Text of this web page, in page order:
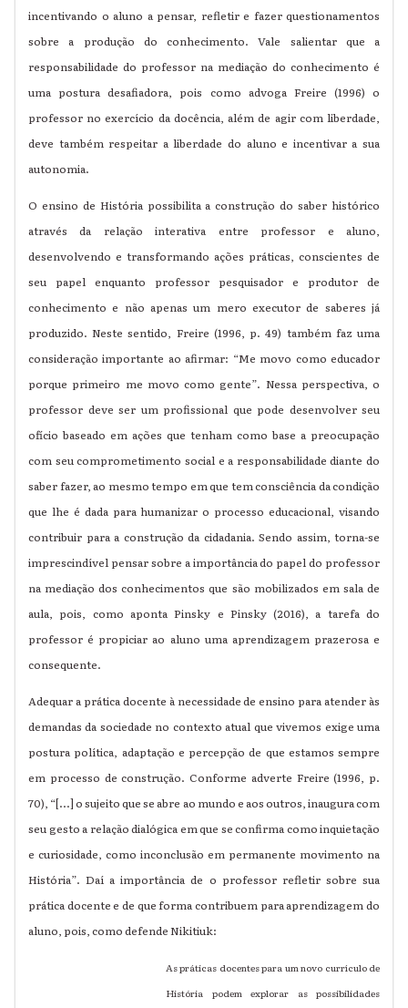
incentivando o aluno a pensar, refletir e fazer questionamentos
sobre a produção do conhecimento. Vale salientar que a
responsabilidade do professor na mediação do conhecimento é
uma postura desafiadora, pois como advoga Freire (1996) o
professor no exercício da docência, além de agir com liberdade,
deve também respeitar a liberdade do aluno e incentivar a sua
autonomia.
O ensino de História possibilita a construção do saber histórico
através da relação interativa entre professor e aluno,
desenvolvendo e transformando ações práticas, conscientes de
seu papel enquanto professor pesquisador e produtor de
conhecimento e não apenas um mero executor de saberes já
produzido. Neste sentido, Freire (1996, p. 49) também faz uma
consideração importante ao afirmar: “Me movo como educador
porque primeiro me movo como gente”. Nessa perspectiva, o
professor deve ser um profissional que pode desenvolver seu
ofício baseado em ações que tenham como base a preocupação
com seu comprometimento social e a responsabilidade diante do
saber fazer, ao mesmo tempo em que tem consciência da condição
que lhe é dada para humanizar o processo educacional, visando
contribuir para a construção da cidadania. Sendo assim, torna-se
imprescindível pensar sobre a importância do papel do professor
na mediação dos conhecimentos que são mobilizados em sala de
aula, pois, como aponta Pinsky e Pinsky (2016), a tarefa do
professor é propiciar ao aluno uma aprendizagem prazerosa e
consequente.
Adequar a prática docente à necessidade de ensino para atender às
demandas da sociedade no contexto atual que vivemos exige uma
postura política, adaptação e percepção de que estamos sempre
em processo de construção. Conforme adverte Freire (1996, p.
70), “[...] o sujeito que se abre ao mundo e aos outros, inaugura com
seu gesto a relação dialógica em que se confirma como inquietação
e curiosidade, como inconclusão em permanente movimento na
História”. Daí a importância de o professor refletir sobre sua
prática docente e de que forma contribuem para aprendizagem do
aluno, pois, como defende Nikitiuk:
As práticas docentes para um novo currículo de
História podem explorar as possibilidades